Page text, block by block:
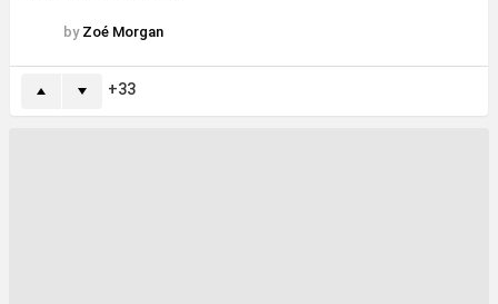
by Zoé Morgan
33